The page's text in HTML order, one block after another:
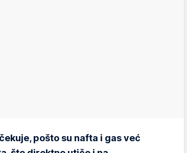
pošto su nafta i gas već